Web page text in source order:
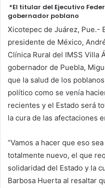
*El titular del Ejecutivo
gobernador poblano
Xicotepec de Juárez, Pue.-
presidente de México,
Clínica Rural del IMSS Villa
gobernador de Puebla,
que la salud de los
político como se venía
recientes y el Estado será
la cura de las afectaciones
“Vamos a hacer que eso
totalmente nuevo, el que
solidaridad del Estado y la
Barbosa Huerta al resaltar